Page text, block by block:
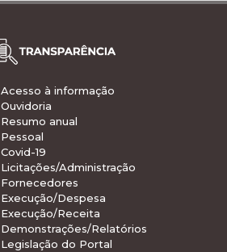
Acesso à informação
Ouvidoria
Resumo anual
Pessoal
Covid-19
Licitações/Administração
Fornecedores
Execução/Despesa
Execução/Receita
Demonstrações/Relatórios
Legislação do Portal